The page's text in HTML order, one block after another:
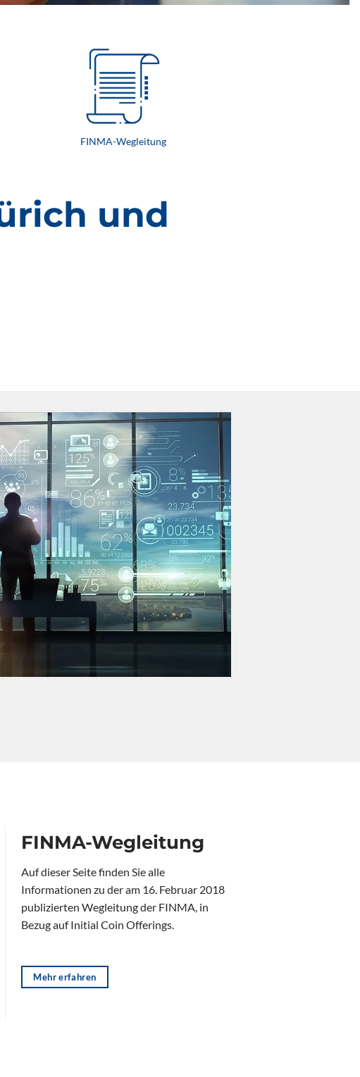
FINMA-Wegleitung
und
FINMA-Wegleitung
Auf dieser Seite finden Sie alle
Informationen zu der am 16. Februar 2018
publizierten Wegleitung der FINMA, in
Bezug auf Initial Coin Offerings.
Mehr erfahren